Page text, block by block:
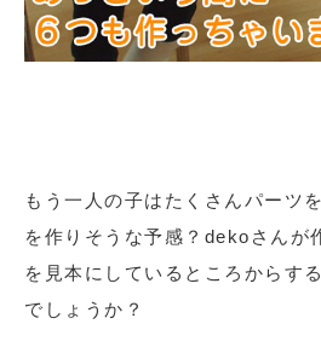
もう一人の子はたくさんパーツ
を作りそうな予感？dekoさんが
を見本にしているところからす
でしょうか？